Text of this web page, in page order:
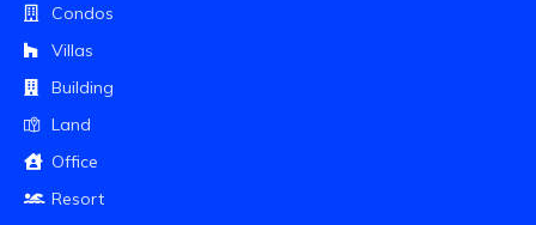
Condos
Villas
Building
Land
Office
Resort